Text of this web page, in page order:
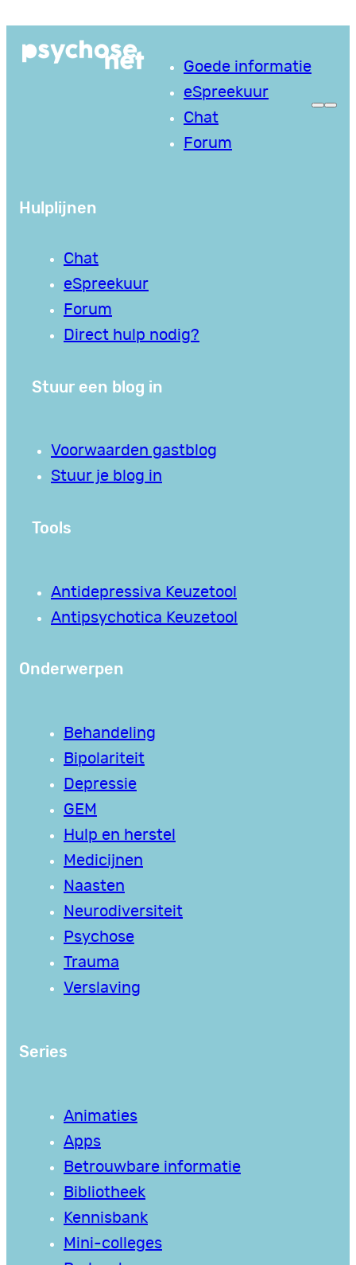
naar
Goede informatie
eSpreekuur
Chat
Forum
Hulplijnen
Chat
eSpreekuur
Forum
Direct hulp nodig?
Stuur een blog in
Voorwaarden gastblog
Stuur je blog in
Tools
Antidepressiva Keuzetool
Antipsychotica Keuzetool
Onderwerpen
Behandeling
Bipolariteit
Depressie
GEM
Hulp en herstel
Medicijnen
Naasten
Neurodiversiteit
Psychose
Trauma
Verslaving
Series
Animaties
Apps
Betrouwbare informatie
Bibliotheek
Kennisbank
Mini-colleges